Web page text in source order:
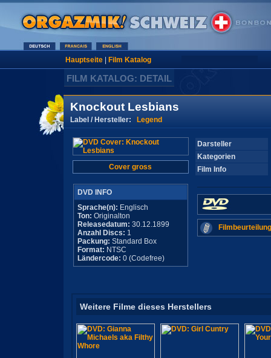
Hauptseite| Film Katalog
FILM KATALOG: DETAIL
Knockout Lesbians
Label / Hersteller: Legend
Cover gross
DVD INFO
Sprache(n): Englisch
Ton: Originalton
Releasedatum: 30.12.1899
Anzahl Discs: 1
Packung: Standard Box
Format: NTSC
Ländercode: 0 (Codefree)
Darsteller
Kategorien
Film Info
Weitere Filme dieses Herstellers